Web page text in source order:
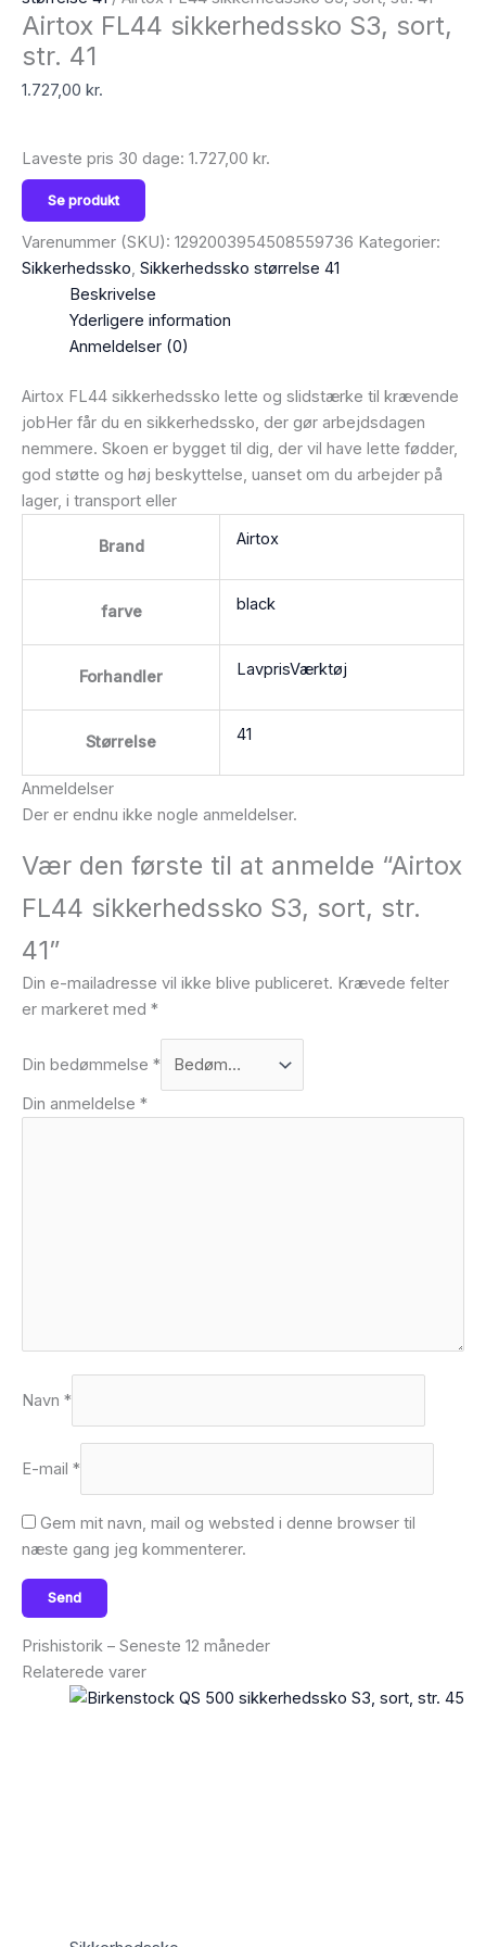
Airtox FL44 sikkerhedssko S3, sort,
str. 41
1.727,00 kr.
Laveste pris 30 dage: 1.727,00 kr.
Se produkt
Varenummer (SKU): 1292003954508559736 Kategorier:
Sikkerhedssko, Sikkerhedssko størrelse 41
Beskrivelse
Yderligere information
Anmeldelser (0)
Airtox FL44 sikkerhedssko lette og slidstærke til krævende
jobHer får du en sikkerhedssko, der gør arbejdsdagen
nemmere. Skoen er bygget til dig, der vil have lette fødder,
god støtte og høj beskyttelse, uanset om du arbejder på
lager, i transport eller
Brand Airtox
farve black
Forhandler LavprisVærktøj
Størrelse 41
Anmeldelser
Der er endnu ikke nogle anmeldelser.
Vær den første til at anmelde “Airtox
FL44 sikkerhedssko S3, sort, str.
41”
Din e-mailadresse vil ikke blive publiceret. Krævede felter
er markeret med *
Din bedømmelse *
Din anmeldelse *
Navn *
E-mail *
Gem mit navn, mail og websted i denne browser til
næste gang jeg kommenterer.
Prishistorik – Seneste 12 måneder
Relaterede varer